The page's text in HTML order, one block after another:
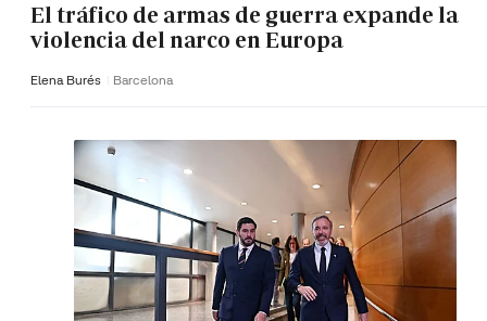
El tráfico de armas de guerra expande la
violencia del narco en Europa
Elena Burés Barcelona